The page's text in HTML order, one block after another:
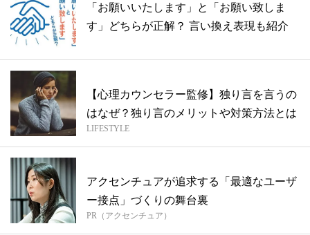
「お願いいたします」と「お願い致しま
す」どちらが正解？ 言い換え表現も紹介
【心理カウンセラー監修】独り言を言うの
はなぜ？独り言のメリットや対策方法とは
LIFESTYLE
アクセンチュアが追求する「最適なユーザ
ー接点」づくりの舞台裏
PR（アクセンチュア）